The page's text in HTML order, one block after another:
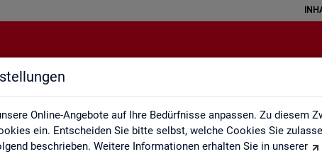
Online-Angebote auf Ihre Bedürfnisse anpassen. Zu diesem
ein. Entscheiden Sie bitte selbst, welche Cookies Sie
beschrieben. Weitere Informationen erhalten Sie in unserer
Fachstatistiken